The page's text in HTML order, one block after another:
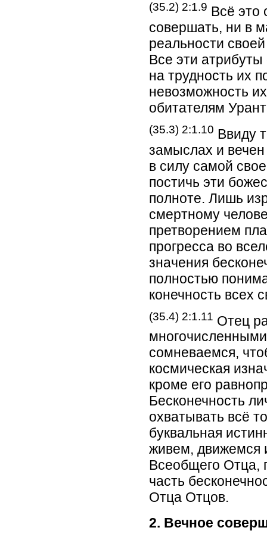
(35.2) 2:1.9 Всё это
совершать, ни в
реальности
Все эти
на трудность их
невозможность
обитателям
(35.3) 2:1.10 Ввиду
замыслах и вечен
в силу самой
постичь эти
полноте. Лишь
смертному
претворением
прогресса во
значения
полностью
конечность всех
(35.4) 2:1.11 Отец
сомневаемся,
космическая
кроме его
Бесконечность
охватывать всё
буквальная
живем, движемся
Всеобщего Отца,
часть
Отца Отцов.
2. Вечное